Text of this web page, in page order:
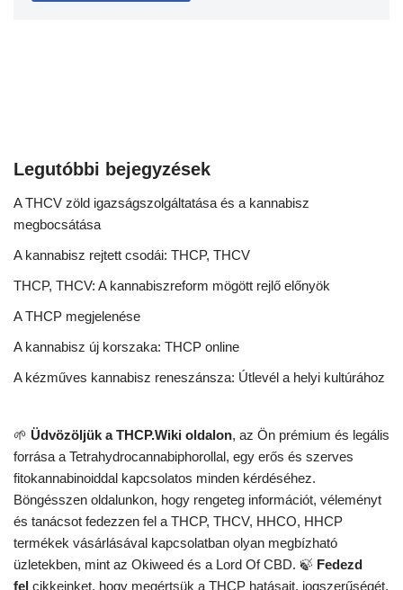
Legutóbbi bejegyzések
A THCV zöld igazságszolgáltatása és a kannabisz
megbocsátása
A kannabisz rejtett csodái: THCP, THCV
THCP, THCV: A kannabiszreform mögött rejlő előnyök
A THCP megjelenése
A kannabisz új korszaka: THCP online
A kézműves kannabisz reneszánsza: Útlevél a helyi kultúrához
🌱 Üdvözöljük a THCP.Wiki oldalon, az Ön prémium és legális
forrása a Tetrahydrocannabiphorollal, egy erős és szerves
fitokannabinoiddal kapcsolatos minden kérdéséhez.
Böngésszen oldalunkon, hogy rengeteg információt, véleményt
és tanácsot fedezzen fel a THCP, THCV, HHCO, HHCP
termékek vásárlásával kapcsolatban olyan megbízható
üzletekben, mint az Okiweed és a Lord Of CBD. 🍃 Fedezd
fel cikkeinket, hogy megértsük a THCP hatásait, jogszerűségét,